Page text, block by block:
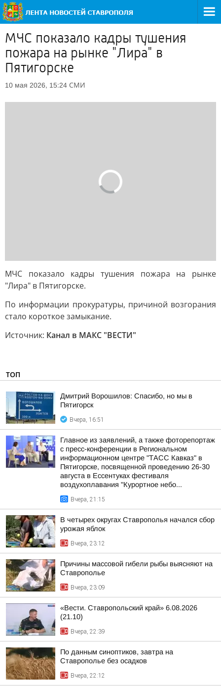
МЧС показало кадры тушения
пожара на рынке "Лира" в
Пятигорске
10 мая 2026, 15:24 СМИ
МЧС показало кадры тушения пожара на рынке
"Лира" в Пятигорске.
По информации прокуратуры, причиной возгорания
стало короткое замыкание.
Источник: Канал в МАКС "ВЕСТИ"
ТОП
Дмитрий Ворошилов: Спасибо, но мы в
Пятигорск
Вчера, 16:51
Главное из заявлений, а также фоторепортаж
с пресс-конференции в Региональном
информационном центре "ТАСС Кавказ" в
Пятигорске, посвященной проведению 26-30
августа в Ессентуках фестиваля
воздухоплавания "Курортное небо...
Вчера, 21:15
В четырех округах Ставрополья начался сбор
урожая яблок
Вчера, 23:12
Причины массовой гибели рыбы выясняют на
Ставрополье
Вчера, 23:09
«Вести. Ставропольский край» 6.08.2026
(21.10)
Вчера, 22:39
По данным синоптиков, завтра на
Ставрополье без осадков
Вчера, 22:12